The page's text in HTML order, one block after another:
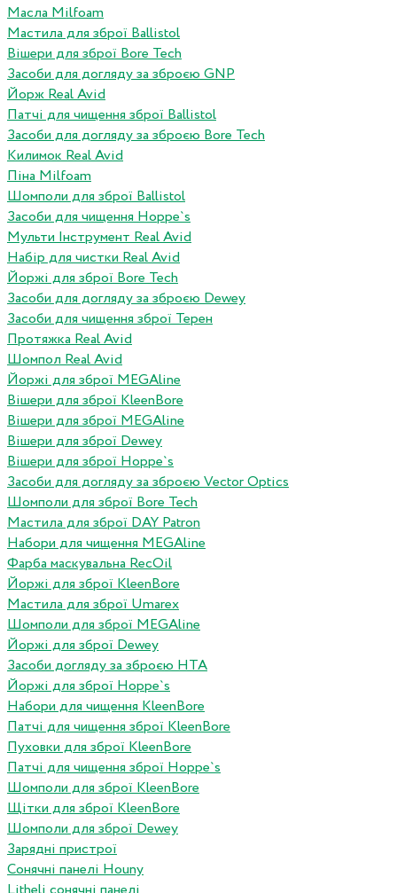
Масла Milfoam
Мастила для зброї Ballistol
Вішери для зброї Bore Tech
Засоби для догляду за зброєю GNP
Йорж Real Avid
Патчі для чищення зброї Ballistol
Засоби для догляду за зброєю Bore Tech
Килимок Real Avid
Піна Milfoam
Шомполи для зброї Ballistol
Засоби для чищення Hoppe`s
Мульти Інструмент Real Avid
Набір для чистки Real Avid
Йоржі для зброї Bore Tech
Засоби для догляду за зброєю Dewey
Засоби для чищення зброї Терен
Протяжка Real Avid
Шомпол Real Avid
Йоржі для зброї MEGAline
Вішери для зброї KleenBore
Вішери для зброї MEGAline
Вішери для зброї Dewey
Вішери для зброї Hoppe`s
Засоби для догляду за зброєю Vector Optics
Шомполи для зброї Bore Tech
Мастила для зброї DAY Patron
Набори для чищення MEGAline
Фарба маскувальна RecOil
Йоржі для зброї KleenBore
Мастила для зброї Umarex
Шомполи для зброї MEGAline
Йоржі для зброї Dewey
Засоби догляду за зброєю HTA
Йоржі для зброї Hoppe`s
Набори для чищення KleenBore
Патчі для чищення зброї KleenBore
Пуховки для зброї KleenBore
Патчі для чищення зброї Hoppe`s
Шомполи для зброї KleenBore
Щітки для зброї KleenBore
Шомполи для зброї Dewey
Зарядні пристрої
Сонячні панелі Houny